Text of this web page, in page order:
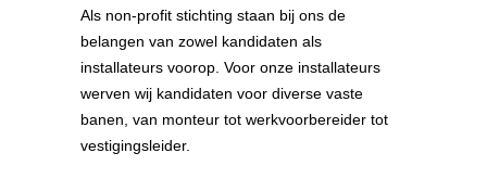
Als non-profit stichting staan bij ons de
belangen van zowel kandidaten als
installateurs voorop. Voor onze installateurs
werven wij kandidaten voor diverse vaste
banen, van monteur tot werkvoorbereider tot
vestigingsleider.